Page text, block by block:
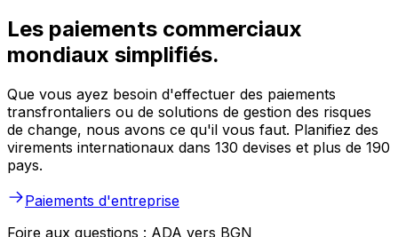
Les paiements commerciaux
mondiaux simplifiés.
Que vous ayez besoin d'effectuer des paiements
transfrontaliers ou de solutions de gestion des risques
de change, nous avons ce qu'il vous faut. Planifiez des
virements internationaux dans 130 devises et plus de 190
pays.
Paiements d'entreprise
Foire aux questions : ADA vers BGN